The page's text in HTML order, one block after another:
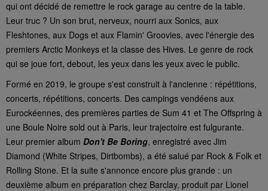
qui ont décidé de remettre le rock garage au centre de la table.
Leur truc ? Un son brut, nerveux, nourri aux Sonics, aux
Fleshtones, aux Dogs et aux Flamin' Groovies, avec l'énergie des
premiers Arctic Monkeys et la classe des Hives. Le genre de rock
qui se joue fort, debout, les yeux dans les yeux avec le public.
Formé en 2019, le groupe s'est construit à l'ancienne : répétitions,
concerts, répétitions, concerts. Des campings vendéens aux
Eurockéennes, des premières parties de Sum 41 et The Offspring à
une Boule Noire sold out à Paris, leur trajectoire est fulgurante.
Leur premier album Don't Be Boring, enregistré avec Jim
Diamond (White Stripes, Dirtbombs), a été salué par Rock & Folk et
Rolling Stone. Et la suite s'annonce encore plus grande : un
deuxième album en préparation chez Barclay, produit par Lionel